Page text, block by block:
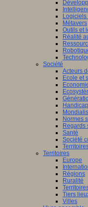
Métavers
Outils et
Réalité
Société
Acteurs
Ecole et
Handicap
Normes
Regards
Santé
Société
Territoires
Europe
Régions
Ruralité
Tiers
Villes